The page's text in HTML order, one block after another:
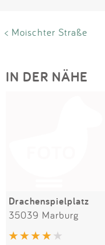
< Moischter Straße
IN DER NÄHE
Drachenspielplatz
35039 Marburg